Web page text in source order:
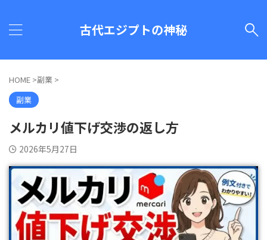
古代エジプトの神秘
HOME >副業 >
副業
メルカリ値下げ交渉の返し方
2026年5月27日